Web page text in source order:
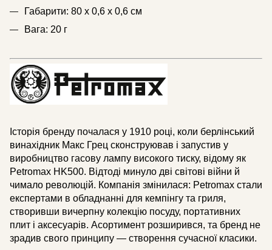
Габарити: 80 х 0,6 х 0,6 см
Вага: 20 г
Історія бренду почалася у 1910 році, коли берлінський
винахідник Макс Грец сконструював і запустив у
виробництво гасову лампу високого тиску, відому як
Petromax HK500. Відтоді минуло дві світові війни й
чимало революцій. Компанія змінилася: Petromax стали
експертами в обладнанні для кемпінгу та гриля,
створивши вичерпну колекцію посуду, портативних
плит і аксесуарів. Асортимент розширився, та бренд не
зрадив свого принципу — створення сучасної класики.